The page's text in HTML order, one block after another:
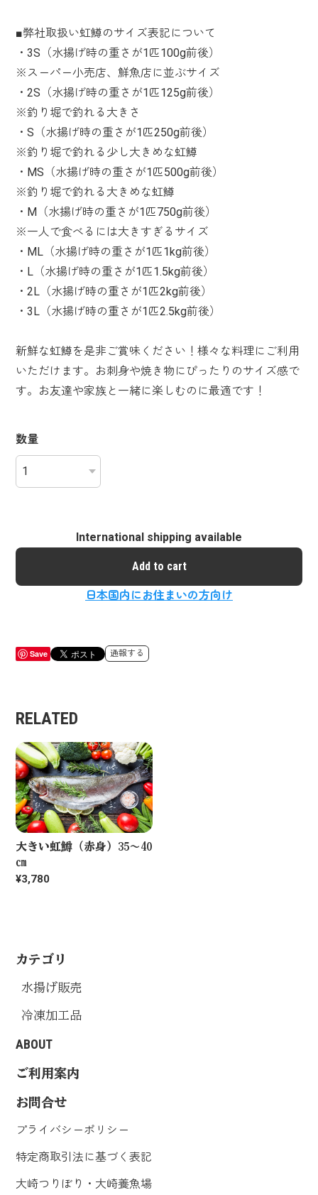
カテゴリ
水揚げ販売
冷凍加工品
ABOUT
ご利用案内
お問合せ
プライバシーポリシー
特定商取引法に基づく表記
大崎つりぼり・大崎養魚場
■弊社取扱い虹鱒のサイズ表記について
・3S（水揚げ時の重さが1匹100g前後）
※スーパー小売店、鮮魚店に並ぶサイズ
・2S（水揚げ時の重さが1匹125g前後）
※釣り堀で釣れる大きさ
・S（水揚げ時の重さが1匹250g前後）
※釣り堀で釣れる少し大きめな虹鱒
・MS（水揚げ時の重さが1匹500g前後）
※釣り堀で釣れる大きめな虹鱒
・M（水揚げ時の重さが1匹750g前後）
※一人で食べるには大きすぎるサイズ
・ML（水揚げ時の重さが1匹1kg前後）
・L（水揚げ時の重さが1匹1.5kg前後）
・2L（水揚げ時の重さが1匹2kg前後）
・3L（水揚げ時の重さが1匹2.5kg前後）
新鮮な虹鱒を是非ご賞味ください！様々な料理にご利用
いただけます。お刺身や焼き物にぴったりのサイズ感で
す。お友達や家族と一緒に楽しむのに最適です！
数量
International shipping available
Add to cart
日本国内にお住まいの方向け
Save 通報する
RELATED
大きい虹鱒（赤身）35～40
㎝
¥3,780